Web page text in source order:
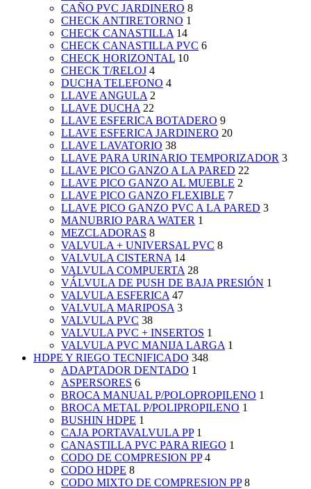
CAÑO PVC JARDINERO 8
CHECK ANTIRETORNO 1
CHECK CANASTILLA 14
CHECK CANASTILLA PVC 6
CHECK HORIZONTAL 10
CHECK T/RELOJ 4
DUCHA TELEFONO 4
LLAVE ANGULA 2
LLAVE DUCHA 22
LLAVE ESFERICA BOTADERO 9
LLAVE ESFERICA JARDINERO 20
LLAVE LAVATORIO 38
LLAVE PARA URINARIO TEMPORIZADOR 3
LLAVE PICO GANZO A LA PARED 22
LLAVE PICO GANZO AL MUEBLE 2
LLAVE PICO GANZO FLEXIBLE 7
LLAVE PICO GANZO PVC A LA PARED 3
MANUBRIO PARA WATER 1
MEZCLADORAS 8
VALVULA + UNIVERSAL PVC 8
VALVULA CISTERNA 14
VALVULA COMPUERTA 28
VÁLVULA DE PUSH DE BAJA PRESIÓN 1
VALVULA ESFERICA 47
VALVULA MARIPOSA 3
VALVULA PVC 38
VALVULA PVC + INSERTOS 1
VALVULA PVC MANIJA LARGA 1
HDPE Y RIEGO TECNIFICADO 348
ADAPTADOR DENTADO 1
ASPERSORES 6
BROCA MANUAL P/POLOPROPILENO 1
BROCA METAL P/POLIPROPILENO 1
BUSHIN HDPE 1
CAJA PORTAVALVULA PP 1
CANASTILLA PVC PARA RIEGO 1
CODO DE COMPRESION PP 4
CODO HDPE 8
CODO MIXTO DE COMPRESION PP 8